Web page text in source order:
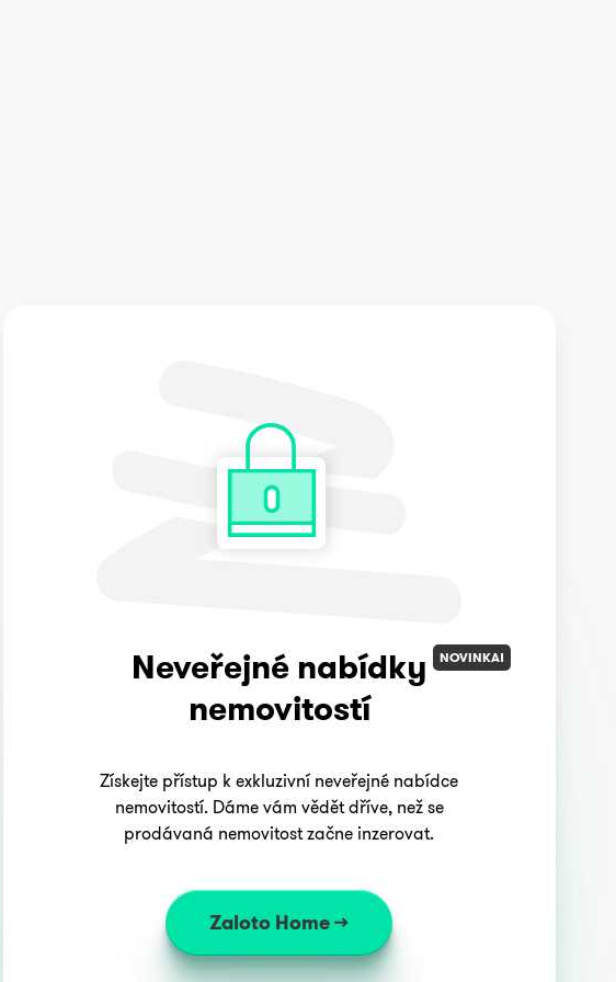
NOVINKA!
Neveřejné nabídky
nemovitostí
Získejte přístup k exkluzivní neveřejné nabídce
nemovitostí. Dáme vám vědět dříve, než se
prodávaná nemovitost začne inzerovat.
Zaloto Home →